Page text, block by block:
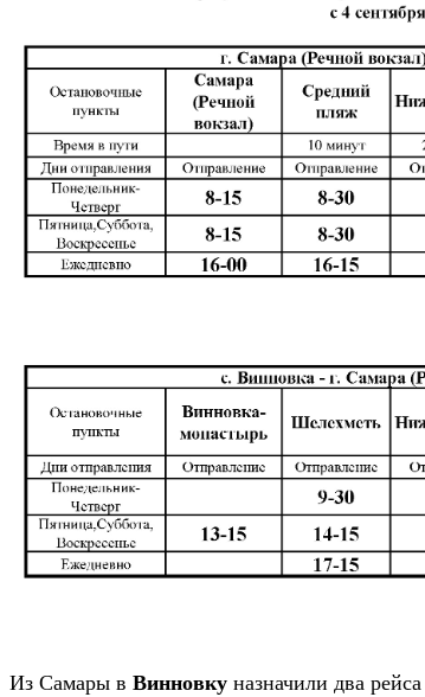
Из Самары в Винновку назначили два